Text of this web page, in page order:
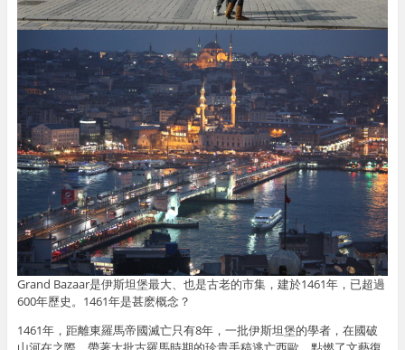
Grand Bazaar是伊斯坦堡最大、也是古老的市集，建於1461年，已超過
600年歷史。1461年是甚麽概念？
1461年，距離東羅馬帝國滅亡只有8年，一批伊斯坦堡的學者，在國破